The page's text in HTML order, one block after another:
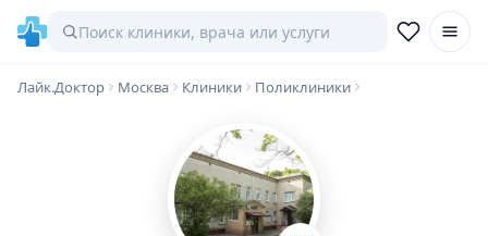
Лайк.Доктор Москва Клиники Поликлиники